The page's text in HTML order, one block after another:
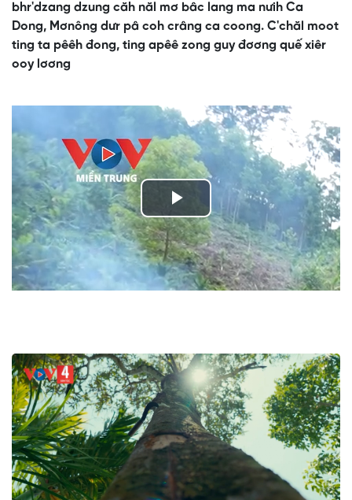
bhr'dzang dzung căh năl mơ bâc lang ma nưih Ca
Dong, Mơnông dưr pâ coh crâng ca coong. C'chăl moot
ting ta pêêh đong, ting apêê zong guy đơơng quế xiêr
ooy lơơng
Play
Video